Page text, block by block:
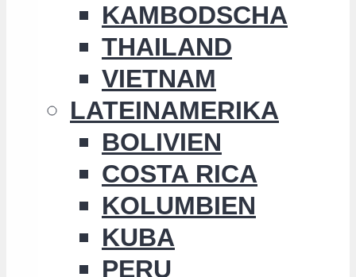
KAMBODSCHA
THAILAND
VIETNAM
LATEINAMERIKA
BOLIVIEN
COSTA RICA
KOLUMBIEN
KUBA
PERU